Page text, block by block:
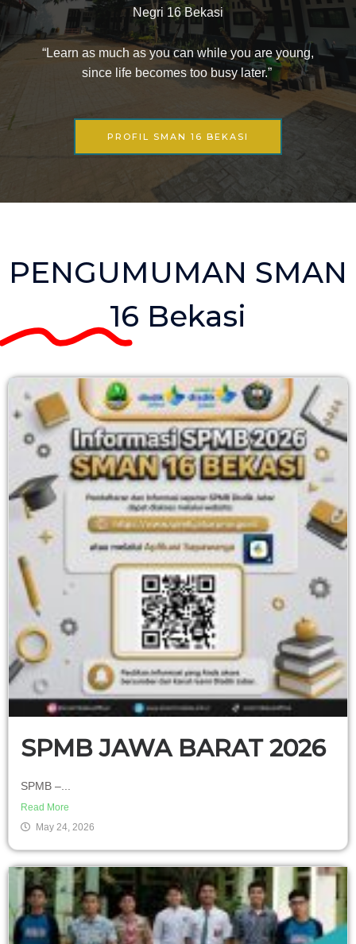
Negri 16 Bekasi
“Learn as much as you can while you are young,
since life becomes too busy later.”
PROFIL SMAN 16 BEKASI
PENGUMUMAN SMAN
16 Bekasi
SPMB JAWA BARAT 2026
SPMB –...
Read More
May 24, 2026